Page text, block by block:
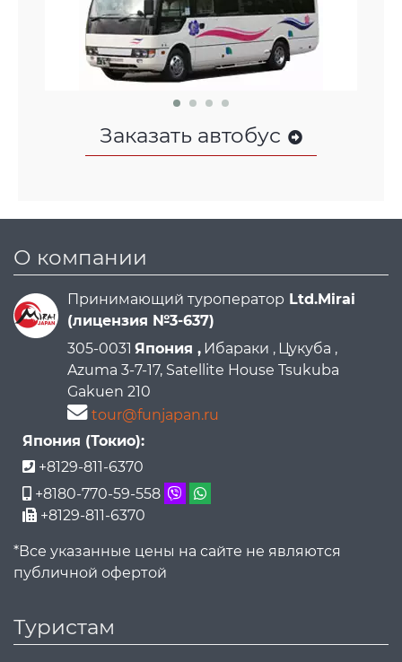
Заказать автобус
О компании
Принимающий туроператор Ltd.Mirai
(лицензия №3-637)
305-0031 Япония , Ибараки , Цукуба ,
Azuma 3-7-17, Satellite House Tsukuba
Gakuen 210
tour@funjapan.ru
Япония (Токио):
+8129-811-6370
+8180-770-59-558
+8129-811-6370
*Все указанные цены на сайте не являются
публичной офертой
Туристам